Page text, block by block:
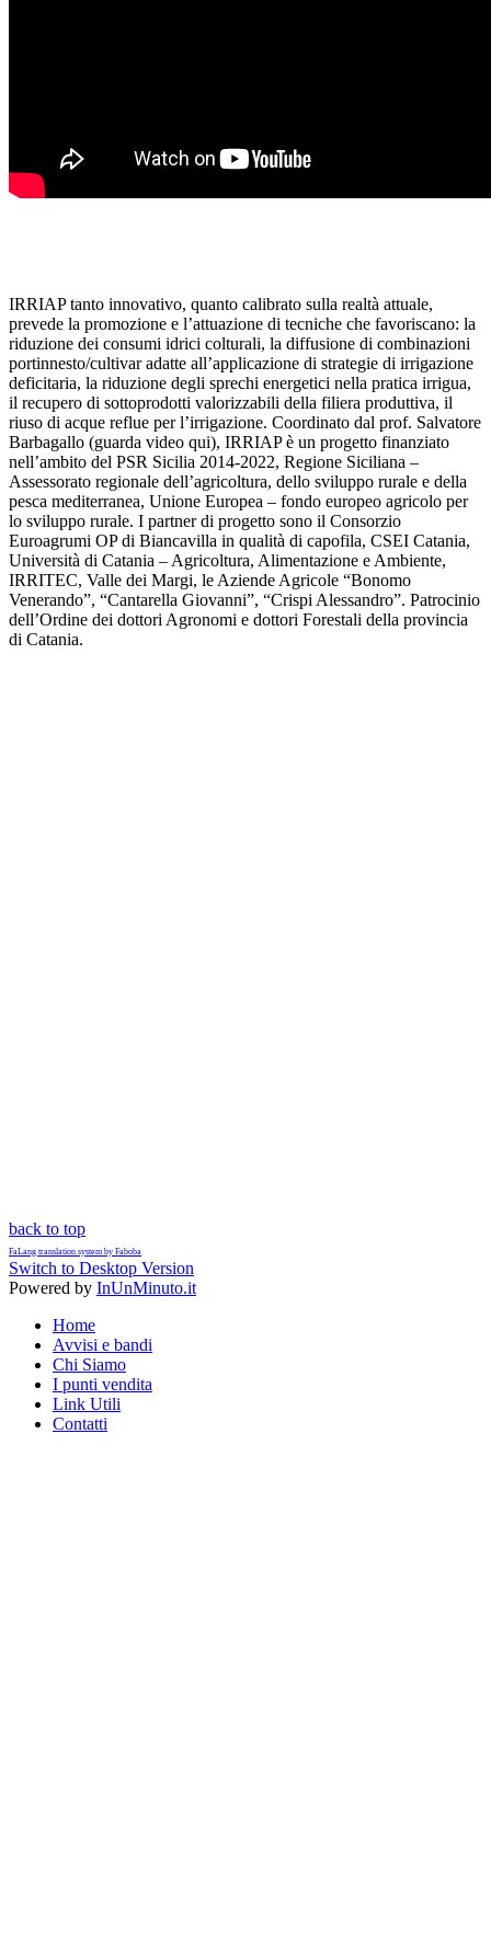
IRRIAP tanto innovativo, quanto calibrato sulla realtà attuale,
prevede la promozione e l’attuazione di tecniche che favoriscano: la
riduzione dei consumi idrici colturali, la diffusione di combinazioni
portinnesto/cultivar adatte all’applicazione di strategie di irrigazione
deficitaria, la riduzione degli sprechi energetici nella pratica irrigua,
il recupero di sottoprodotti valorizzabili della filiera produttiva, il
riuso di acque reflue per l’irrigazione. Coordinato dal prof. Salvatore
Barbagallo (guarda video qui), IRRIAP è un progetto finanziato
nell’ambito del PSR Sicilia 2014-2022, Regione Siciliana –
Assessorato regionale dell’agricoltura, dello sviluppo rurale e della
pesca mediterranea, Unione Europea – fondo europeo agricolo per
lo sviluppo rurale. I partner di progetto sono il Consorzio
Euroagrumi OP di Biancavilla in qualità di capofila, CSEI Catania,
Università di Catania – Agricoltura, Alimentazione e Ambiente,
IRRITEC, Valle dei Margi, le Aziende Agricole “Bonomo
Venerando”, “Cantarella Giovanni”, “Crispi Alessandro”. Patrocinio
dell’Ordine dei dottori Agronomi e dottori Forestali della provincia
di Catania.
back to top
FaLang translation system by Faboba
Switch to Desktop Version
Powered by InUnMinuto.it
Home
Avvisi e bandi
Chi Siamo
I punti vendita
Link Utili
Contatti